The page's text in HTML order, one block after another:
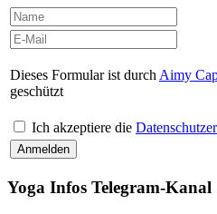
Dieses Formular ist durch Aimy
geschützt
Ich akzeptiere die
Yoga Infos Telegram-Kanal